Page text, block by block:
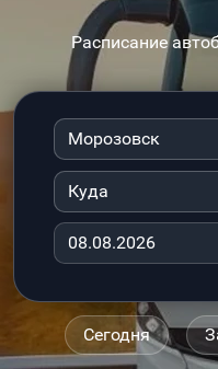
Расписание
Морозовск
Куда
Сегодня